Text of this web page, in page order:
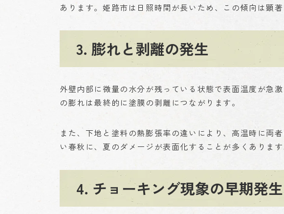
あります。姫路市は日照時間が長いため、この傾向は顕著
3. 膨れと剥離の発生
外壁内部に微量の水分が残っている状態で表面温度が急激
の膨れは最終的に塗膜の剥離につながります。
また、下地と塗料の熱膨張率の違いにより、高温時に両
い春秋に、夏のダメージが表面化することが多くあります
4. チョーキング現象の早期発生